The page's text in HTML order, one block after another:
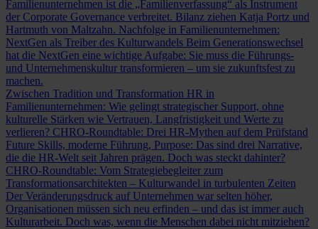
Familienunternehmen ist die „Familienverfassung“ als Instrument
der Corporate Governance verbreitet. Bilanz ziehen Katja Portz und
Hartmuth von Maltzahn. Nachfolge in Familienunternehmen:
NextGen als Treiber des Kulturwandels Beim Generationswechsel
hat die NextGen eine wichtige Aufgabe: Sie muss die Führungs-
und Unternehmenskultur transformieren – um sie zukunftsfest zu
machen.
Zwischen Tradition und Transformation HR in
Familienunternehmen: Wie gelingt strategischer Support, ohne
kulturelle Stärken wie Vertrauen, Langfristigkeit und Werte zu
verlieren? CHRO-Roundtable: Drei HR-Mythen auf dem Prüfstand
Future Skills, moderne Führung, Purpose: Das sind drei Narrative,
die die HR-Welt seit Jahren prägen. Doch was steckt dahinter?
CHRO-Roundtable: Vom Strategiebegleiter zum
Transformationsarchitekten – Kulturwandel in turbulenten Zeiten
Der Veränderungsdruck auf Unternehmen war selten höher,
Organisationen müssen sich neu erfinden – und das ist immer auch
Kulturarbeit. Doch was, wenn die Menschen dabei nicht mitziehen?